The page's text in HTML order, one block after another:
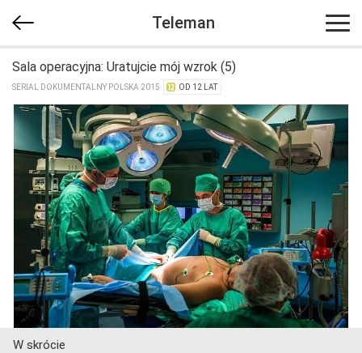
Teleman
Sala operacyjna: Uratujcie mój wzrok (5)
SERIAL DOKUMENTALNY POLSKA 2015 OD 12 LAT
W skrócie